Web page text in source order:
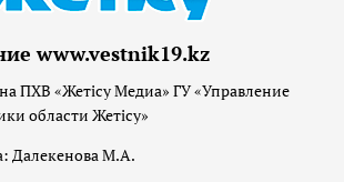
www.vestnik19.kz
ПХВ «Жетісу Медиа» ГУ «Управление
области Жетісу»
Далекенова М.А.